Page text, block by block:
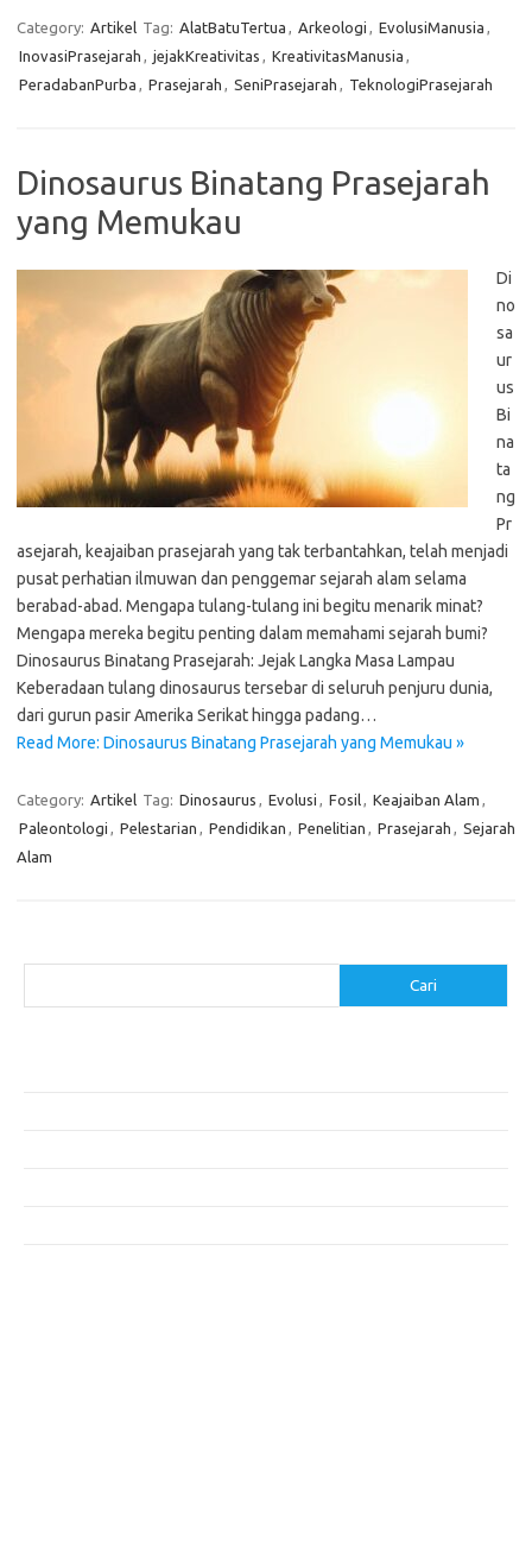
Category: Artikel Tag: AlatBatuTertua , Arkeologi , EvolusiManusia ,
InovasiPrasejarah , jejakKreativitas , KreativitasManusia ,
PeradabanPurba , Prasejarah , SeniPrasejarah , TeknologiPrasejarah
Dinosaurus Binatang Prasejarah
yang Memukau
Di
no
sa
ur
us
Bi
na
ta
ng
Pr
asejarah, keajaiban prasejarah yang tak terbantahkan, telah menjadi
pusat perhatian ilmuwan dan penggemar sejarah alam selama
berabad-abad. Mengapa tulang-tulang ini begitu menarik minat?
Mengapa mereka begitu penting dalam memahami sejarah bumi?
Dinosaurus Binatang Prasejarah: Jejak Langka Masa Lampau
Keberadaan tulang dinosaurus tersebar di seluruh penjuru dunia,
dari gurun pasir Amerika Serikat hingga padang…
Read More: Dinosaurus Binatang Prasejarah yang Memukau »
Category: Artikel Tag: Dinosaurus , Evolusi , Fosil, Keajaiban Alam ,
Paleontologi , Pelestarian , Pendidikan , Penelitian , Prasejarah , Sejarah
Alam
Cari